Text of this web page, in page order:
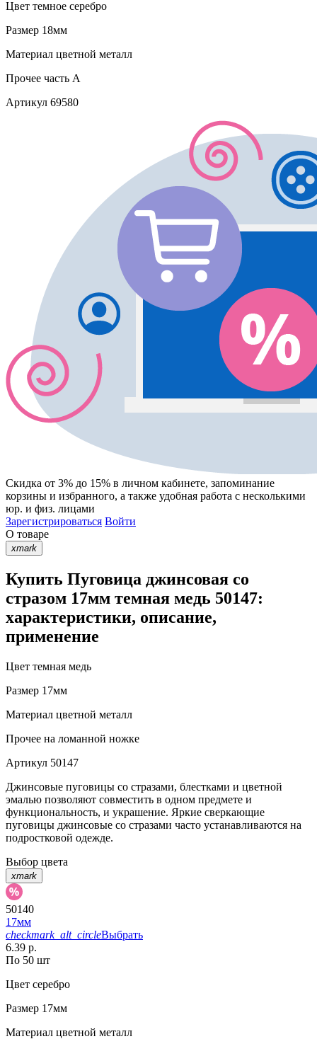
Цвет темное серебро
Размер 18мм
Материал цветной металл
Прочее часть A
Артикул 69580
Скидка от 3% до 15% в личном кабинете, запоминание
корзины и избранного, а также удобная работа с несколькими
юр. и физ. лицами
Зарегистрироваться Войти
О товаре
xmark
Купить Пуговица джинсовая со
стразом 17мм темная медь 50147:
характеристики, описание,
применение
Цвет темная медь
Размер 17мм
Материал цветной металл
Прочее на ломанной ножке
Артикул 50147
Джинсовые пуговицы со стразами, блестками и цветной
эмалью позволяют совместить в одном предмете и
функциональность, и украшение. Яркие сверкающие
пуговицы джинсовые со стразами часто устанавливаются на
подростковой одежде.
Выбор цвета
xmark
50140
17мм
checkmark_alt_circleВыбрать
6.39 р.
По 50 шт
Цвет серебро
Размер 17мм
Материал цветной металл